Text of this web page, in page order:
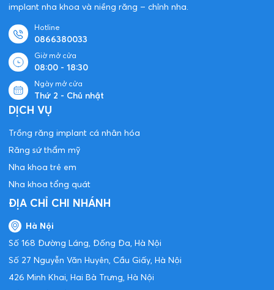
implant nha khoa và niềng răng – chỉnh nha.
Hotline
0866380033
Giờ mở cửa
08:00 - 18:30
Ngày mở cửa
Thứ 2 - Chủ nhật
DỊCH VỤ
Trồng răng implant cá nhân hóa
Răng sứ thẩm mỹ
Nha khoa trẻ em
Nha khoa tổng quát
ĐỊA CHỈ CHI NHÁNH
Hà Nội
Số 168 Đường Láng, Đống Đa, Hà Nội
Số 27 Nguyễn Văn Huyên, Cầu Giấy, Hà Nội
426 Minh Khai, Hai Bà Trưng, Hà Nội